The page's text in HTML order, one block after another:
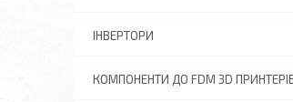
ІНВЕРТОРИ
КОМПОНЕНТИ ДО FDM 3D